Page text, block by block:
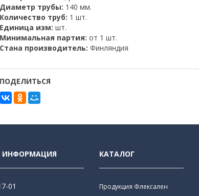
Диаметр трубы: 140 мм.
Количество труб: 1 шт.
Единица изм: шт.
Минимальная партия: от 1 шт.
Стана производитель: Финляндия
ПОДЕЛИТЬСЯ
ИНФОРМАЦИЯ
01
КАТАЛОГ
Продукция Флексален